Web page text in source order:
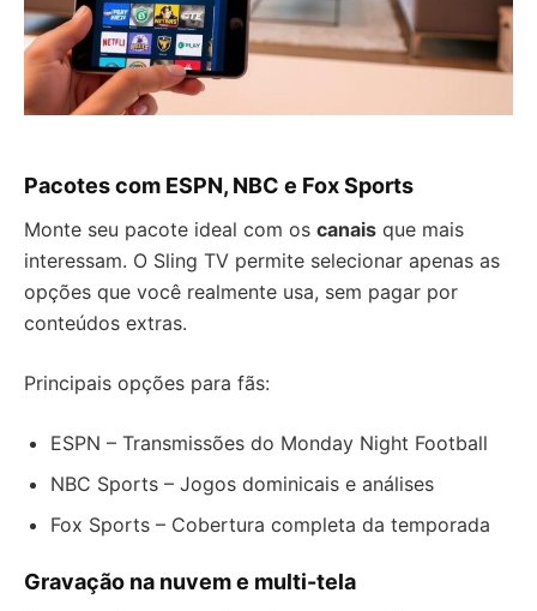
Pacotes com ESPN, NBC e Fox Sports
Monte seu pacote ideal com os canais que mais
interessam. O Sling TV permite selecionar apenas as
opções que você realmente usa, sem pagar por
conteúdos extras.
Principais opções para fãs:
ESPN – Transmissões do Monday Night Football
NBC Sports – Jogos dominicais e análises
Fox Sports – Cobertura completa da temporada
Gravação na nuvem e multi-tela